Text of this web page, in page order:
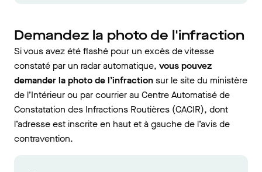
Demandez la photo de l'infraction
Si vous avez été flashé pour un excès de vitesse
constaté par un radar automatique, vous pouvez
demander la photo de l’infractionsur le site du ministère
de l’Intérieur ou par courrier au Centre Automatisé de
Constatation des Infractions Routières (CACIR), dont
l’adresse est inscrite en haut et à gauche de l’avis de
contravention.